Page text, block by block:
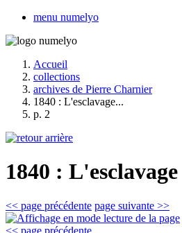
menu numelyo
Accueil
collections
archives de Pierre Charnier
1840 : L'esclavage...
p. 2
1840 :
<< page précédente page suivante >>
<< page précédente